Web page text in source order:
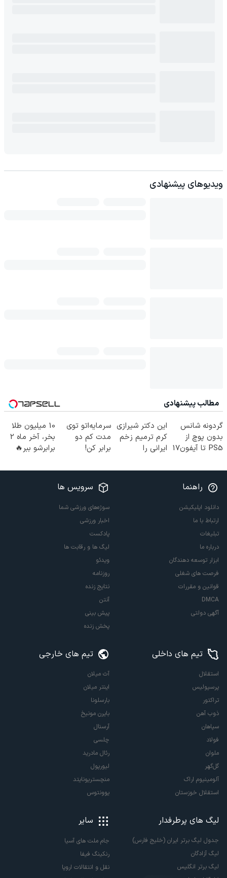
ویدیوهای پیشنهادی
مطالب پیشنهادی
گردونه شانس
بدون پوچ از
PS5 تا آیفون17
این دکتر شیرازی
کرم ترمیم زخم
ایرانی را
سرمایه‌اتو توی
مدت کم دو
برابر کن!
زاگرس)🔥
10 میلیون طلا
بخر، آخر ماه 2
برابرشو ببر🔥
راهنما
دانلود اپلیکیشن
ارتباط با ما
تبلیغات
درباره ما
ابزار توسعه دهندگان
فرصت های شغلی
قوانین و مقررات
DMCA
آگهی دولتی
سرویس ها
سوژه‌های ورزشی شما
اخبار ورزشی
پادکست
لیگ ها و رقابت ها
ویدئو
روزنامه
نتایج زنده
آنتن
پیش بینی
پخش زنده
تیم های داخلی
استقلال
پرسپولیس
تراکتور
ذوب آهن
سپاهان
فولاد
ملوان
گل‌گهر
آلومینیوم اراک
استقلال خوزستان
تیم های خارجی
آث میلان
اینتر میلان
بارسلونا
بایرن مونیخ
آرسنال
چلسی
رئال مادرید
لیورپول
منچستریونایتد
یوونتوس
لیگ های پرطرفدار
جدول لیگ برتر ایران (خلیج فارس)
لیگ آزادگان
لیگ برتر انگلیس
سایر
جام ملت های آسیا
رنکینگ فیفا
نقل و انتقالات اروپا